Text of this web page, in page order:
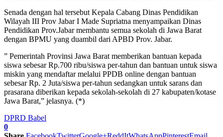
Senada dengan hal tersebut Kepala Cabang Dinas Pendidikan
Wilayah III Prov Jabar I Made Supriatna menyampaikan Dinas
Pendidikan Prov.Jabar membantu semua sekolah di Jawa Barat
dengan BPMU yang duambil dari APBD Prov. Jabar.
” Pemerintah Provinsi Jawa Barat memberikan bantuan kepada
siswa sebesar Rp.700 ribu/siswa per-tahun dan bantuan untuk siswa
miskin yang mendaftar melalui PPDB online dengan bantuan
sebesar Rp. 2 Juta/siswa per-tahun sedangkan untuk sarans dan
prasarana diberikan kepada sekolah-sekolah di 27 kabupaten/kotase
Jawa Barat,” jelasnya. (*)
DPRD Babel
0